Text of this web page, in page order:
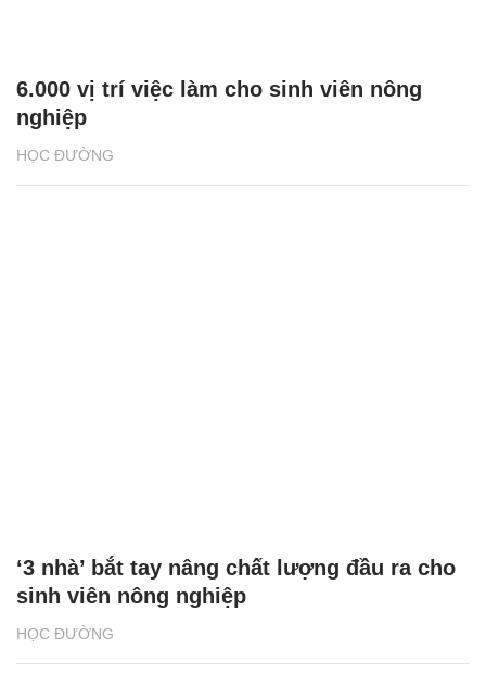
HỌC ĐƯỜNG
6.000 vị trí việc làm cho sinh viên nông
nghiệp
HỌC ĐƯỜNG
‘3 nhà’ bắt tay nâng chất lượng đầu ra cho
sinh viên nông nghiệp